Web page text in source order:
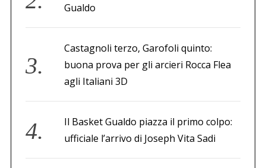
Gualdo
Castagnoli terzo, Garofoli quinto:
buona prova per gli arcieri Rocca Flea
agli Italiani 3D
Il Basket Gualdo piazza il primo colpo:
ufficiale l’arrivo di Joseph Vita Sadi